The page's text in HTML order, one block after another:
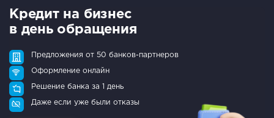
Кредит на бизнес
в день обращения
Предложения от 50 банков-партнеров
Оформление онлайн
Решение банка за 1 день
Даже если уже были отказы